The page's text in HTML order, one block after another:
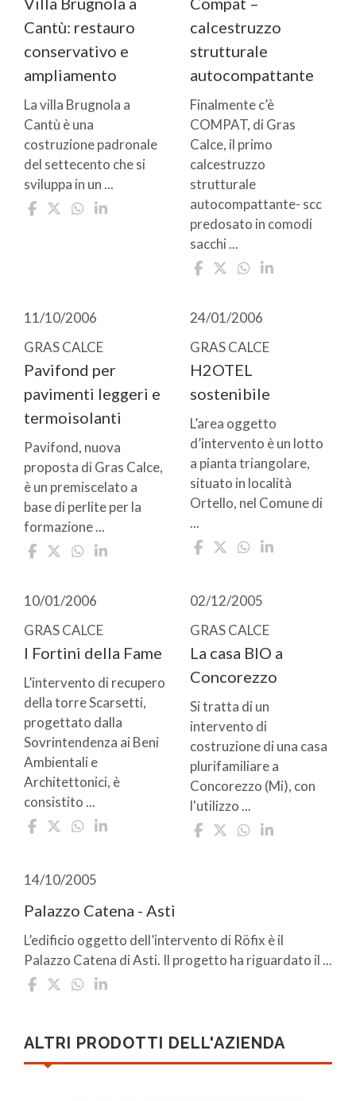
Cantù: restauro
conservativo e
ampliamento
La villa Brugnola a
Cantù è una
costruzione padronale
del settecento che si
sviluppa in un ...
calcestruzzo
strutturale
autocompattante
Finalmente c’è
COMPAT, di Gras
Calce, il primo
calcestruzzo
strutturale
autocompattante- scc
predosato in comodi
sacchi ...
11/10/2006
GRAS CALCE
Pavifond per
pavimenti leggeri e
termoisolanti
Pavifond, nuova
proposta di Gras Calce,
è un premiscelato a
base di perlite per la
formazione ...
24/01/2006
GRAS CALCE
H2OTEL
sostenibile
L’area oggetto
d’intervento è un lotto
a pianta triangolare,
situato in località
Ortello, nel Comune di
...
10/01/2006
GRAS CALCE
I Fortini della Fame
L’intervento di recupero
della torre Scarsetti,
progettato dalla
Sovrintendenza ai Beni
Ambientali e
Architettonici, è
consistito ...
02/12/2005
GRAS CALCE
La casa BIO a
Concorezzo
Si tratta di un
intervento di
costruzione di una casa
plurifamiliare a
Concorezzo (Mi), con
l'utilizzo ...
14/10/2005
Palazzo Catena - Asti
L’edificio oggetto dell’intervento di Röfix è il
Palazzo Catena di Asti. Il progetto ha riguardato il ...
ALTRI PRODOTTI DELL'AZIENDA